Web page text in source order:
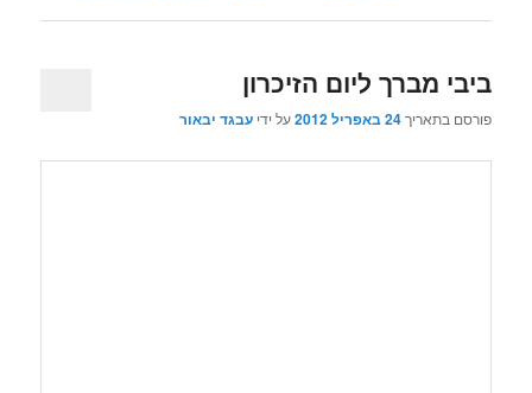
ביבי מברך ליום הזיכרון
פורסם בתאריך24 באפריל 2012 על ידיעבגד יבאור